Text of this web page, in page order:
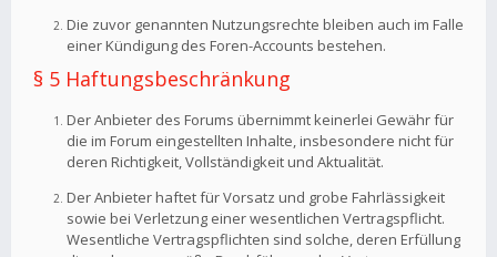
Die zuvor genannten Nutzungsrechte bleiben auch im Falle
einer Kündigung des Foren-Accounts bestehen.
§ 5 Haftungsbeschränkung
Der Anbieter des Forums übernimmt keinerlei Gewähr für
die im Forum eingestellten Inhalte, insbesondere nicht für
deren Richtigkeit, Vollständigkeit und Aktualität.
Der Anbieter haftet für Vorsatz und grobe Fahrlässigkeit
sowie bei Verletzung einer wesentlichen Vertragspflicht.
Wesentliche Vertragspflichten sind solche, deren Erfüllung